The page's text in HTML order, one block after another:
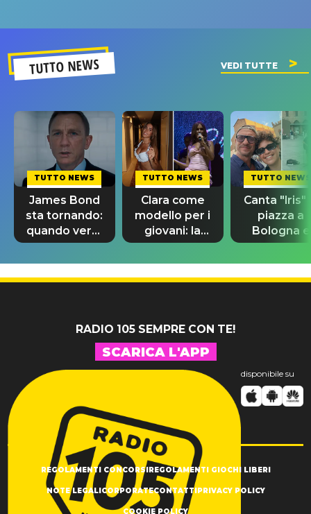
TUTTO NEWS VEDI TUTTE
TUTTO NEWS
James Bond
sta tornando:
quando verrà
svelato il
nuovo 007
TUTTO NEWS
Clara come
modello per i
giovani: la
dedica
dell'ex
professore
TUTTO NEWS
Canta "Iris"
piazza a
Bologna e
spunta
Antonacci
RADIO 105 SEMPRE CON TE!
SCARICA L'APP
disponibile su
REGOLAMENTI CONCORSIREGOLAMENTI GIOCHI LIBERI
NOTE LEGALICORPORATECONTATTIPRIVACY POLICY
COOKIE POLICY